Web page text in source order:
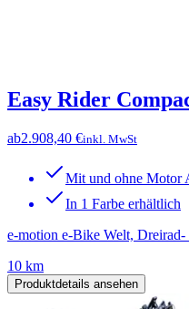
Easy Rider
ab2.908,40 €inkl. MwSt
Mit und ohne Motor
In 1 Farbe erhältlich
e-motion e-Bike Welt,
10 km
Produktdetails ansehen